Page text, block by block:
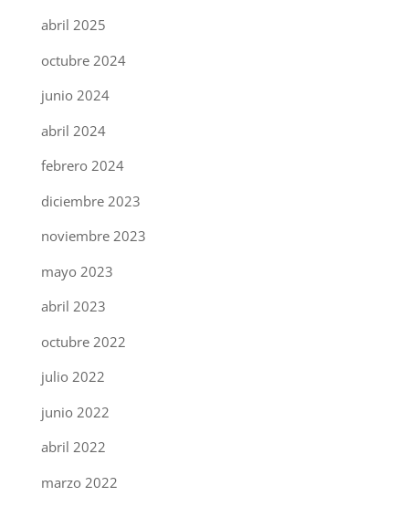
abril 2025
octubre 2024
junio 2024
abril 2024
febrero 2024
diciembre 2023
noviembre 2023
mayo 2023
abril 2023
octubre 2022
julio 2022
junio 2022
abril 2022
marzo 2022